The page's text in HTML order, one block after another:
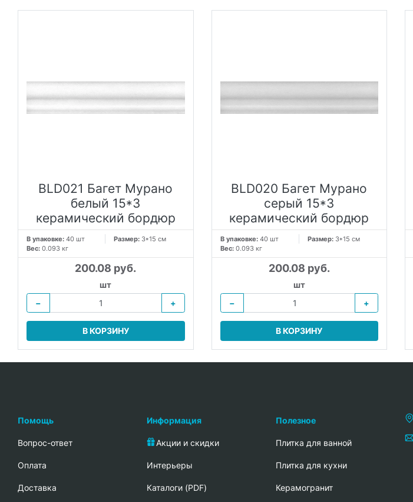
BLD021 Багет Мурано
белый 15*3
керамический бордюр
В упаковке: 40 шт Размер: 3*15 см
Вес: 0.093 кг
200.08 руб.
шт
−
+
В КОРЗИНУ
BLD020 Багет Мурано
серый 15*3
керамический бордюр
В упаковке:40 шт Размер: 3*15 см
Вес: 0.093 кг
200.08 руб.
шт
−
+
В КОРЗИНУ
Помощь
Вопрос-ответ
Oплата
Доставка
Информация
Акции и скидки
Интерьеры
Каталоги (PDF)
Полезное
Плитка для ванной
Плитка для кухни
Керамогранит